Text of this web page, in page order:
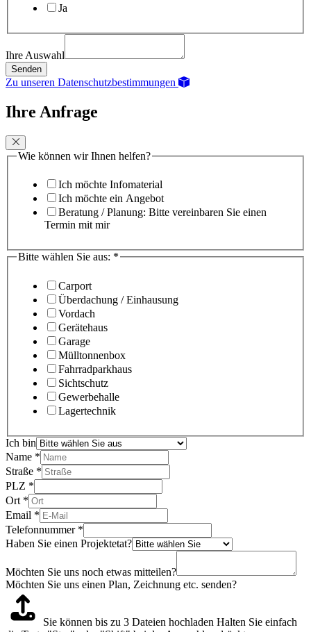
Ja
Ihre Auswahl
Senden
Zu unseren Datenschutzbestimmungen
Ihre Anfrage
Wie können wir Ihnen helfen?
Ich möchte Infomaterial
Ich möchte ein Angebot
Beratung / Planung: Bitte vereinbaren Sie einen
Termin mit mir
Bitte wählen Sie aus: *
Carport
Überdachung / Einhausung
Vordach
Gerätehaus
Garage
Mülltonnenbox
Fahrradparkhaus
Sichtschutz
Gewerbehalle
Lagertechnik
Ich bin
Name *
Straße *
PLZ *
Ort *
Email *
Telefonnummer *
Haben Sie einen Projektetat?
Möchten Sie uns noch etwas mitteilen?
Möchten Sie uns einen Plan, Zeichnung etc. senden?
Sie können bis zu 3 Dateien hochladen Halten Sie einfach